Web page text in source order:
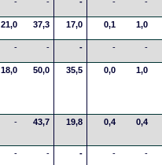
21,0 37,3 17,0 0,1 1,0
- - - - -
18,0 50,0 35,5 0,0 1,0
- 43,7 19,8 0,4 0,4
- - - - -